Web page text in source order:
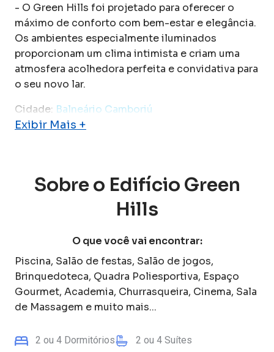
- O Green Hills foi projetado para oferecer o
máximo de conforto com bem-estar e elegância.
Os ambientes especialmente iluminados
proporcionam um clima intimista e criam uma
atmosfera acolhedora perfeita e convidativa para
o seu novo lar.
Cidade: Balneário Camboriú
Exibir Mais +
Sobre o Edifício Green
Hills
O que você vai encontrar:
Piscina, Salão de festas, Salão de jogos,
Brinquedoteca, Quadra Poliesportiva, Espaço
Gourmet, Academia, Churrasqueira, Cinema, Sala
de Massagem e muito mais...
2 ou 4 Dormitórios 2 ou 4 Suítes